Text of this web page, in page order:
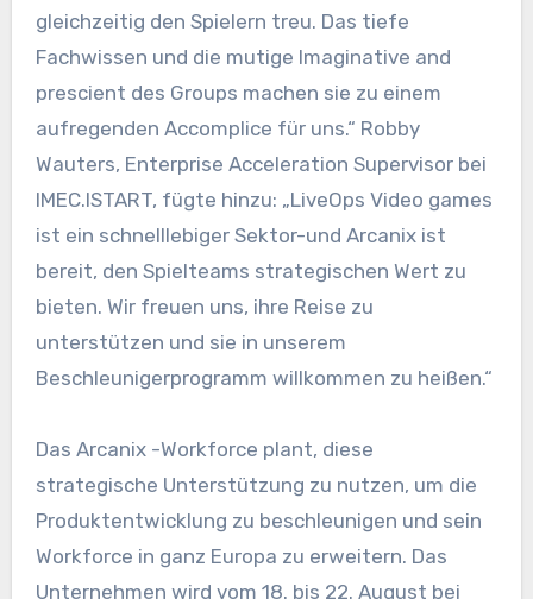
gleichzeitig den Spielern treu. Das tiefe
Fachwissen und die mutige Imaginative and
prescient des Groups machen sie zu einem
aufregenden Accomplice für uns.“ Robby
Wauters, Enterprise Acceleration Supervisor bei
IMEC.ISTART, fügte hinzu: „LiveOps Video games
ist ein schnelllebiger Sektor-und Arcanix ist
bereit, den Spielteams strategischen Wert zu
bieten. Wir freuen uns, ihre Reise zu
unterstützen und sie in unserem
Beschleunigerprogramm willkommen zu heißen.“
Das Arcanix -Workforce plant, diese
strategische Unterstützung zu nutzen, um die
Produktentwicklung zu beschleunigen und sein
Workforce in ganz Europa zu erweitern. Das
Unternehmen wird vom 18. bis 22. August bei